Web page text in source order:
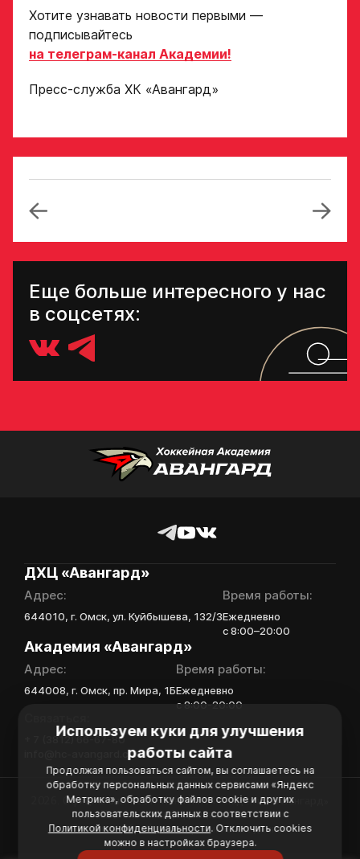
Используем куки для улучшения
работы сайта
Продолжая пользоваться сайтом, вы соглашаетесь на
обработку персональных данных сервисами «Яндекс
Метрика», обработку файлов cookie и других
пользовательских данных в соответствии с
Политикой конфиденциальности. Отключить cookies
можно в настройках браузера.
Хотите узнавать новости первыми —
подписывайтесь
на телеграм-канал Академии!
Пресс-служба ХК «Авангард»
Еще больше интересного у нас
в соцсетях:
ответа с законным
свяжутся по указанному
в заявке номеру!
ДХЦ «Авангард»
Адрес:
644010, г. Омск, ул. Куйбышева, 132/3
Время работы:
Ежедневно
с 8:00–20:00
Академия «Авангард»
Адрес:
644008, г. Омск, пр. Мира, 1Б
Время работы:
Ежедневно
с 8:00-20:00
+ 7 (3812) 66-67-80
info@hc-avangard.com
2026. Официальный сайт Хоккейной Академии «Авангард»
Политика конфиденциальности
Политика обработки персональных данных